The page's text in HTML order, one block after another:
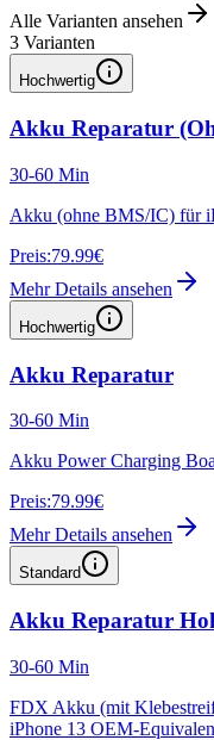
Alle Varianten ansehen
3 Varianten
Hochwertig
Akku Reparatur
30-60 Min
Akku (ohne BMS/IC) für
Preis:79.99€
Mehr Details ansehen
Hochwertig
Akku Reparatur
30-60 Min
Akku Power Charging
Preis:79.99€
Mehr Details ansehen
Standard
Akku Reparatur
30-60 Min
FDX Akku (mit
iPhone 13 OEM-